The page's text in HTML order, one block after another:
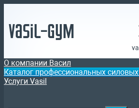
Vasil-Gym
О компании Васил
Каталог профессиональных
Услуги Vasil